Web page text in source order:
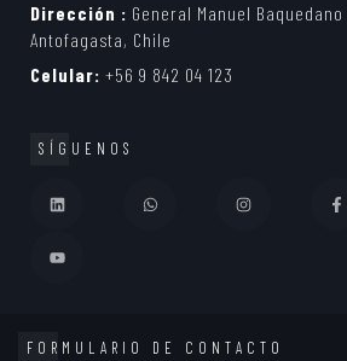
Dirección : General Manuel
Antofagasta, Chile
Celular: +56 9 842 04 123
SÍGUENOS
FORMULARIO DE CONTACTO